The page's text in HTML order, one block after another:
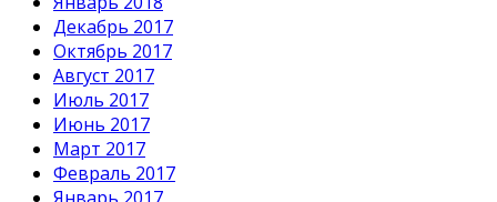
Декабрь 2017
Октябрь 2017
Август 2017
Июль 2017
Июнь 2017
Март 2017
Февраль 2017